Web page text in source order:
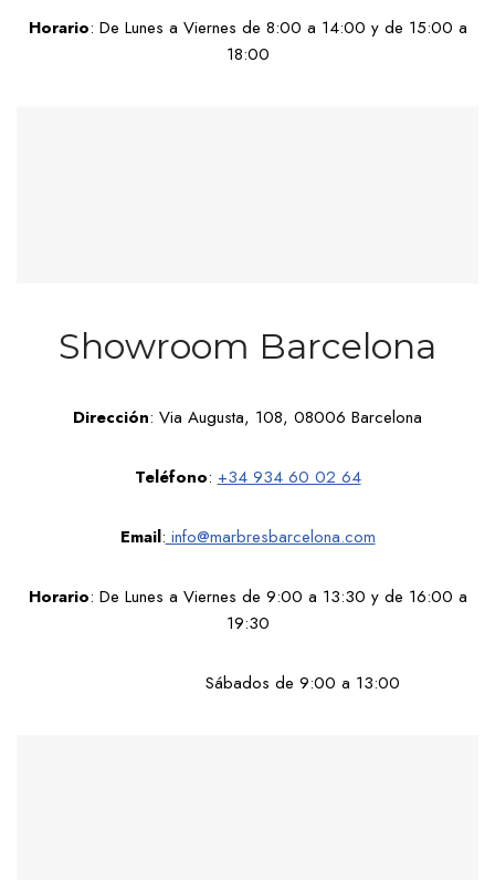
Horario: De Lunes a Viernes de 8:00 a 14:00 y de 15:00 a
18:00
Showroom Barcelona
Dirección: Via Augusta, 108, 08006 Barcelona
Teléfono: +34 934 60 02 64
Email: info@marbresbarcelona.com
Horario: De Lunes a Viernes de 9:00 a 13:30 y de 16:00 a
19:30
Sábados de 9:00 a 13:00